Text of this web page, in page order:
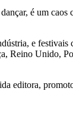
é um
e
Reino Unido,
editora,